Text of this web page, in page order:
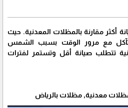
أكثر مقارنة بالمظلات المعدنية. حيث
مع مرور الوقت بسبب الشمس
تتطلب صيانة أقل وتستمر لفترات
معدنية, مظلات بالرياض